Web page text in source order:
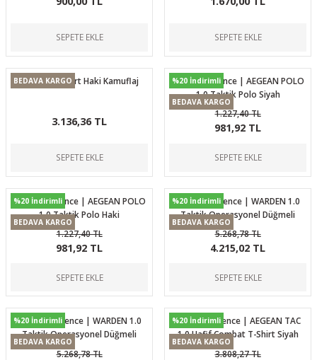
SEPETE EKLE SEPETE EKLE
BEDAVA KARGO
Combat T-Shirt Haki Kamuflaj
3.136,36 TL
SEPETE EKLE
%20 İndirimli
BEDAVA KARGO
Ballistic Defence | AEGEAN POLO
1.0 Taktik Polo Siyah
1.227,40 TL
981,92 TL
SEPETE EKLE
%20 İndirimli
BEDAVA KARGO
Ballistic Defence | AEGEAN POLO
1.0 Taktik Polo Haki
1.227,40 TL
981,92 TL
SEPETE EKLE
%20 İndirimli
BEDAVA KARGO
Ballistic Defence | WARDEN 1.0
Taktik Operasyonel Düğmeli
Gömlek Bej
5.268,78 TL
4.215,02 TL
SEPETE EKLE
%20 İndirimli
BEDAVA KARGO
Ballistic Defence | WARDEN 1.0
Taktik Operasyonel Düğmeli
Gömlek Haki
5.268,78 TL
%20 İndirimli
BEDAVA KARGO
Ballistic Defence | AEGEAN TAC
1.0 Hafif Combat T-Shirt Siyah
3.808,27 TL